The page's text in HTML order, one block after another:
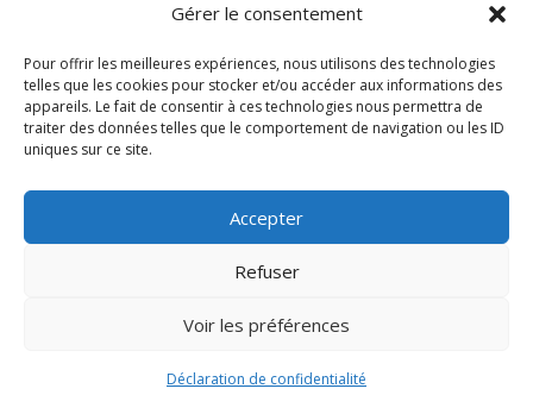
Gérer le consentement
Pour offrir les meilleures expériences, nous utilisons des technologies
telles que les cookies pour stocker et/ou accéder aux informations des
appareils. Le fait de consentir à ces technologies nous permettra de
traiter des données telles que le comportement de navigation ou les ID
uniques sur ce site.
Accepter
Refuser
Voir les préférences
Déclaration de confidentialité
novembre 2015
octobre 2015
septembre 2015
août 2015
Crédit photo : ird & jme | Copyright 2021
Isabelle Ruiz-Dammron | Tous droits réservés
| Powered byJunior Entreprise Genève